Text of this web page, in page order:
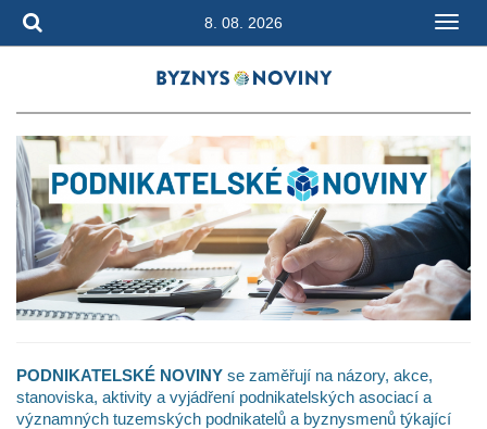
8. 08. 2026
PODNIKATELSKÉ NOVINY se zaměřují na názory, akce,
stanoviska, aktivity a vyjádření podnikatelských asociací a
významných tuzemských podnikatelů a byznysmenů týkající